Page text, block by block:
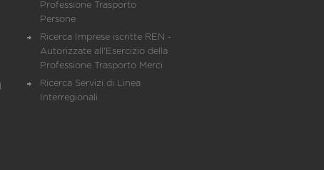
Professione Trasporto
Persone
Ricerca Imprese iscritte REN -
Autorizzate all'Esercizio della
Professione Trasporto Merci
Ricerca Servizi di Linea
Interregionali